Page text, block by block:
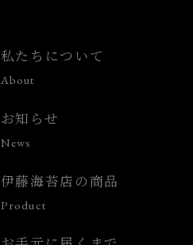
私たちについて
About
お知らせ
News
伊藤海苔店の商品
Product